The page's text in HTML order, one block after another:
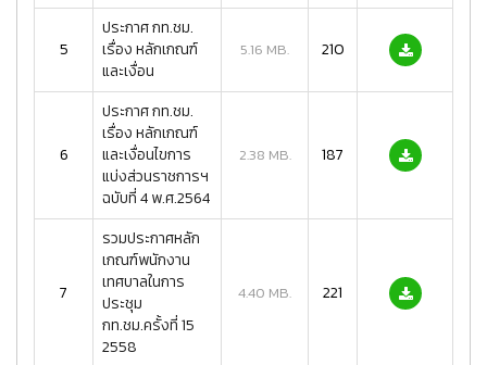
5
ประกาศ กท.ชม.
เรื่อง หลักเกณฑ์
และเงื่อน
5.16 MB. 210
6
ประกาศ กท.ชม.
เรื่อง หลักเกณฑ์
และเงื่อนไขการ
แบ่งส่วนราชการฯ
ฉบับที่ 4 พ.ศ.2564
2.38 MB. 187
7
รวมประกาศหลัก
เกณฑ์พนักงาน
เทศบาลในการ
ประชุม
กท.ชม.ครั้งที่ 15
2558
4.40 MB. 221